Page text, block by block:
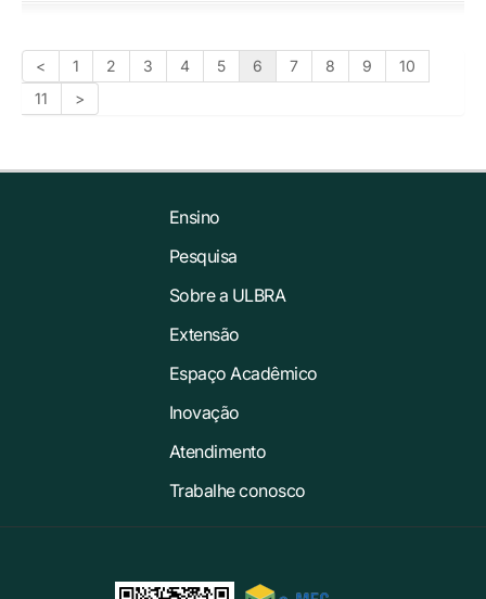
< 1 2 3 4 5 6 7 8 9
10
11
>
Ensino
Pesquisa
Sobre a ULBRA
Extensão
Espaço Acadêmico
Inovação
Atendimento
Trabalhe conosco